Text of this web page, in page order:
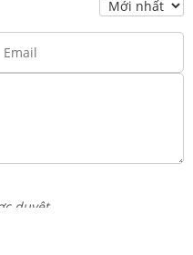
duyệt